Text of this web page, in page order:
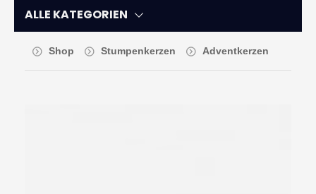
ALLE KATEGORIEN
Shop Stumpenkerzen Adventkerzen